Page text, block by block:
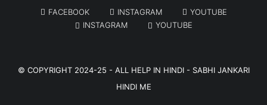
FACEBOOK INSTAGRAM
YOUTUBE
INSTAGRAM
YOUTUBE
© COPYRIGHT 2024-25 - ALL HELP IN HINDI - SABHI JANKARI
HINDI ME